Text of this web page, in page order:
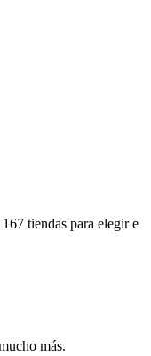
tiendas para elegir e
más.